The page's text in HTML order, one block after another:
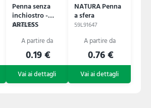
Penna senza
inchiostro -
ARTLESS
59A6730
0.19 €
NATURA Penna
a sfera
59L91647
0.76 €